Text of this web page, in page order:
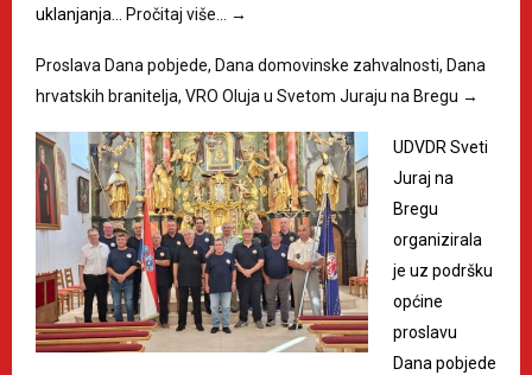
uklanjanja… Pročitaj više… →
Proslava Dana pobjede, Dana domovinske zahvalnosti, Dana
hrvatskih branitelja, VRO Oluja u Svetom Juraju na Bregu →
UDVDR Sveti
Juraj na
Bregu
organizirala
je uz podršku
općine
proslavu
Dana pobjede